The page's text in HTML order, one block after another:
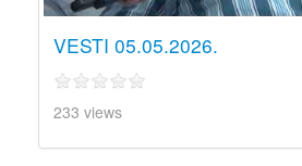
VESTI 05.05.2026.
233 views